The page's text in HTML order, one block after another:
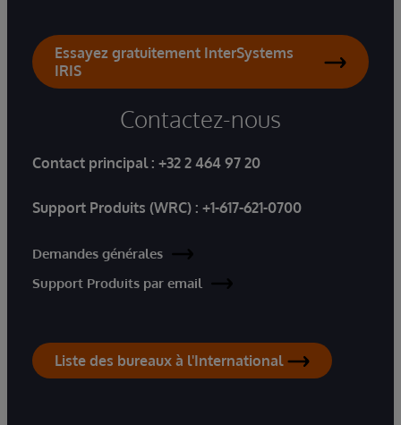
Essayez gratuitement InterSystems
IRIS
Contactez-nous
Contact principal : +32 2 464 97 20
Support Produits (WRC) : +1-617-621-0700
Demandes générales
Support Produits par email
Liste des bureaux à l'International